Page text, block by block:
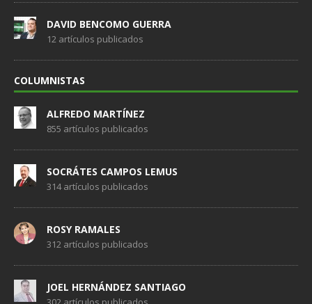
DAVID BENCOMO GUERRA
12 artículos publicados
COLUMNISTAS
ALFREDO MARTÍNEZ
855 artículos publicados
SOCRÁTES CAMPOS LEMUS
314 artículos publicados
ROSY RAMALES
312 artículos publicados
JOEL HERNÁNDEZ SANTIAGO